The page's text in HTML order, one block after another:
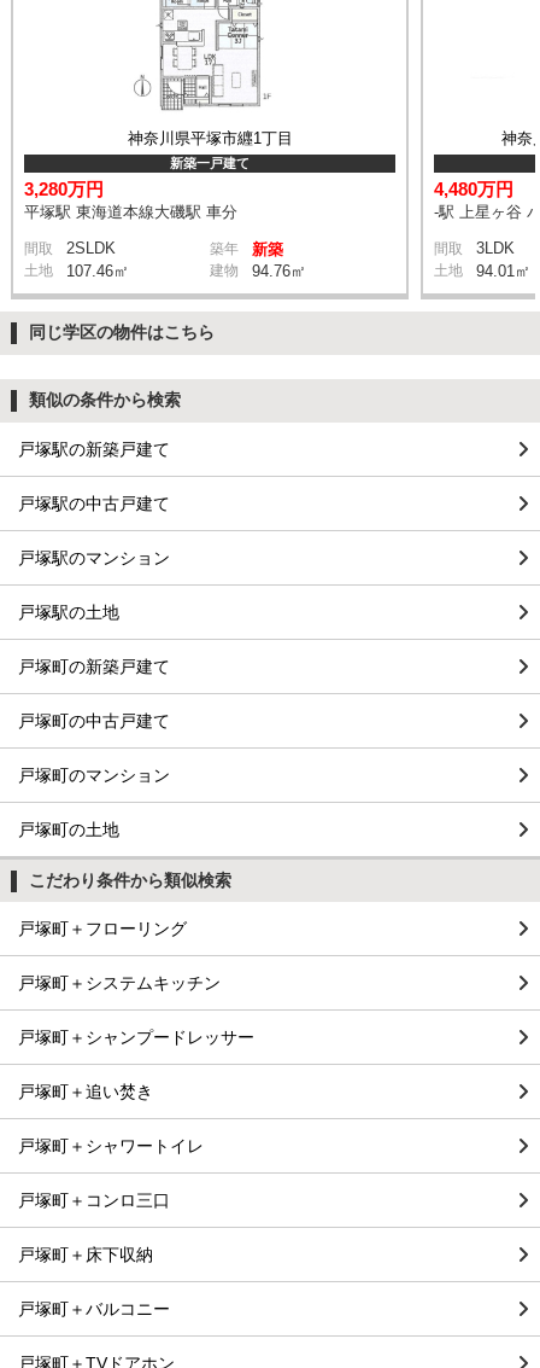
神奈川県平塚市纒1丁目
新築一戸建て
3,280万円
平塚駅 東海道本線大磯駅 車分
間取 2SLDK 築年 新築
土地 107.46㎡ 建物 94.76㎡
神奈
4,480万円
-駅 上星ヶ谷
間取 3LDK
土地 94.01㎡
同じ学区の物件はこちら
類似の条件から検索
戸塚駅の新築戸建て
戸塚駅の中古戸建て
戸塚駅のマンション
戸塚駅の土地
戸塚町の新築戸建て
戸塚町の中古戸建て
戸塚町のマンション
戸塚町の土地
こだわり条件から類似検索
戸塚町＋フローリング
戸塚町＋システムキッチン
戸塚町＋シャンプードレッサー
戸塚町＋追い焚き
戸塚町＋シャワートイレ
戸塚町＋コンロ三口
戸塚町＋床下収納
戸塚町＋バルコニー
戸塚町＋TVドアホン